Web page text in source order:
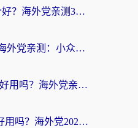
雷神手游和sixfast哪个好？海外党亲测3款回国加速器，教你选对不踩坑
穿梭和快喵好用吗？海外党亲测：小众加速器对比+番茄加速器深度体验
云极和Unblock Youku好用吗？海外党亲测+2026回国加速器避坑指南
ChickCN和海外回国好用吗？海外党2026亲测：从手游到影音，选对加速器的3个关键